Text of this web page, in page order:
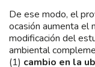
De ese modo, el
ocasión aumenta el
modificación del
ambiental
(1) cambio en la